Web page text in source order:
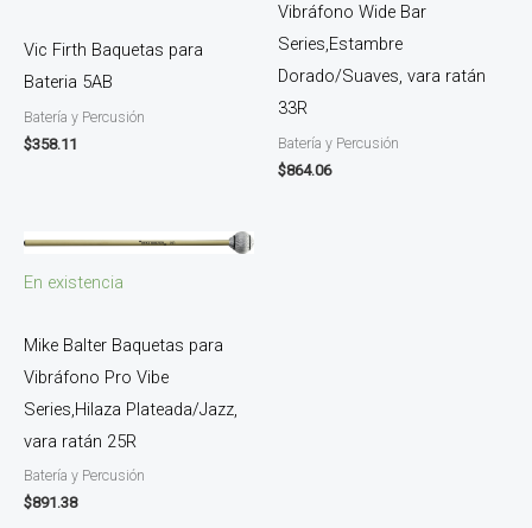
Vic Firth Baquetas para
Bateria 5AB
Batería y Percusión
$358.11
Vibráfono Wide Bar
Series,Estambre
Dorado/Suaves, vara ratán
33R
Batería y Percusión
$864.06
En existencia
Mike Balter Baquetas para
Vibráfono Pro Vibe
Series,Hilaza Plateada/Jazz,
vara ratán 25R
Batería y Percusión
$891.38